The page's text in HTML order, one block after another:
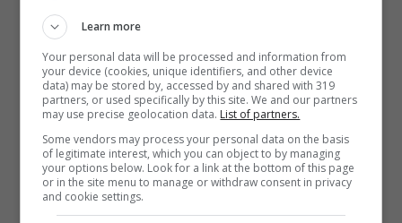
drammatico riportato sempre
dall’Adnkronos per voce dell’infermiere
Franco Galletto.
Learn more
Your personal data will be processed and information from
your device (cookies, unique identifiers, and other device
data) may be stored by, accessed by and shared with 319
partners, or used specifically by this site. We and our partners
may use precise geolocation data. List of partners.
Some vendors may process your personal data on the basis
of legitimate interest, which you can object to by managing
your options below. Look for a link at the bottom of this page
or in the site menu to manage or withdraw consent in privacy
and cookie settings.